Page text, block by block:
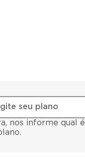
nos informe qual é